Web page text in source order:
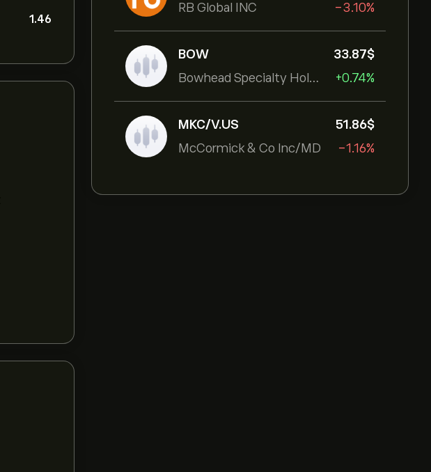
RB Global INC
-3.10%
BOW
Bowhead Specialty Holdings Inc
33.87‎$‎
+0.74%
MKC/V.US
McCormick & Co Inc/MD
51.86‎$‎
-1.16%
1.46